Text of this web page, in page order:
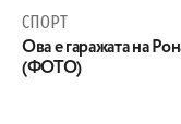
СПОРТ
Ова е гаражата на
(ФОТО)